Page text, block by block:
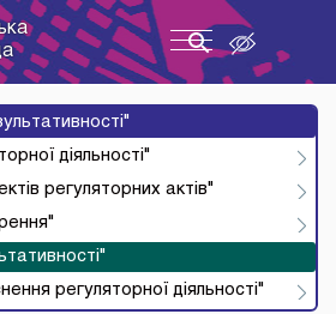
Toggle
navigation
діяльності"
регуляторних актів"
регуляторної діяльності"